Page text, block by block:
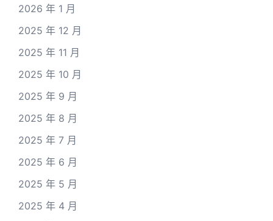
2026 年 1 月
2025 年 12 月
2025 年 11 月
2025 年 10 月
2025 年 9 月
2025 年 8 月
2025 年 7 月
2025 年 6 月
2025 年 5 月
2025 年 4 月